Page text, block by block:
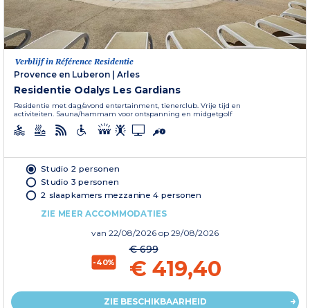
Verblijf in Référence Residentie
Provence en Luberon
Arles
Residentie Odalys Les Gardians
Residentie met dag/avond entertainment, tienerclub. Vrije tijd en
activiteiten. Sauna/hammam voor ontspanning en midgetgolf
Studio 2 personen
Studio 3 personen
2 slaapkamers mezzanine 4 personen
ZIE MEER ACCOMMODATIES
van 22/08/2026 op 29/08/2026
-40%
€ 699
€ 419,40
ZIE BESCHIKBAARHEID